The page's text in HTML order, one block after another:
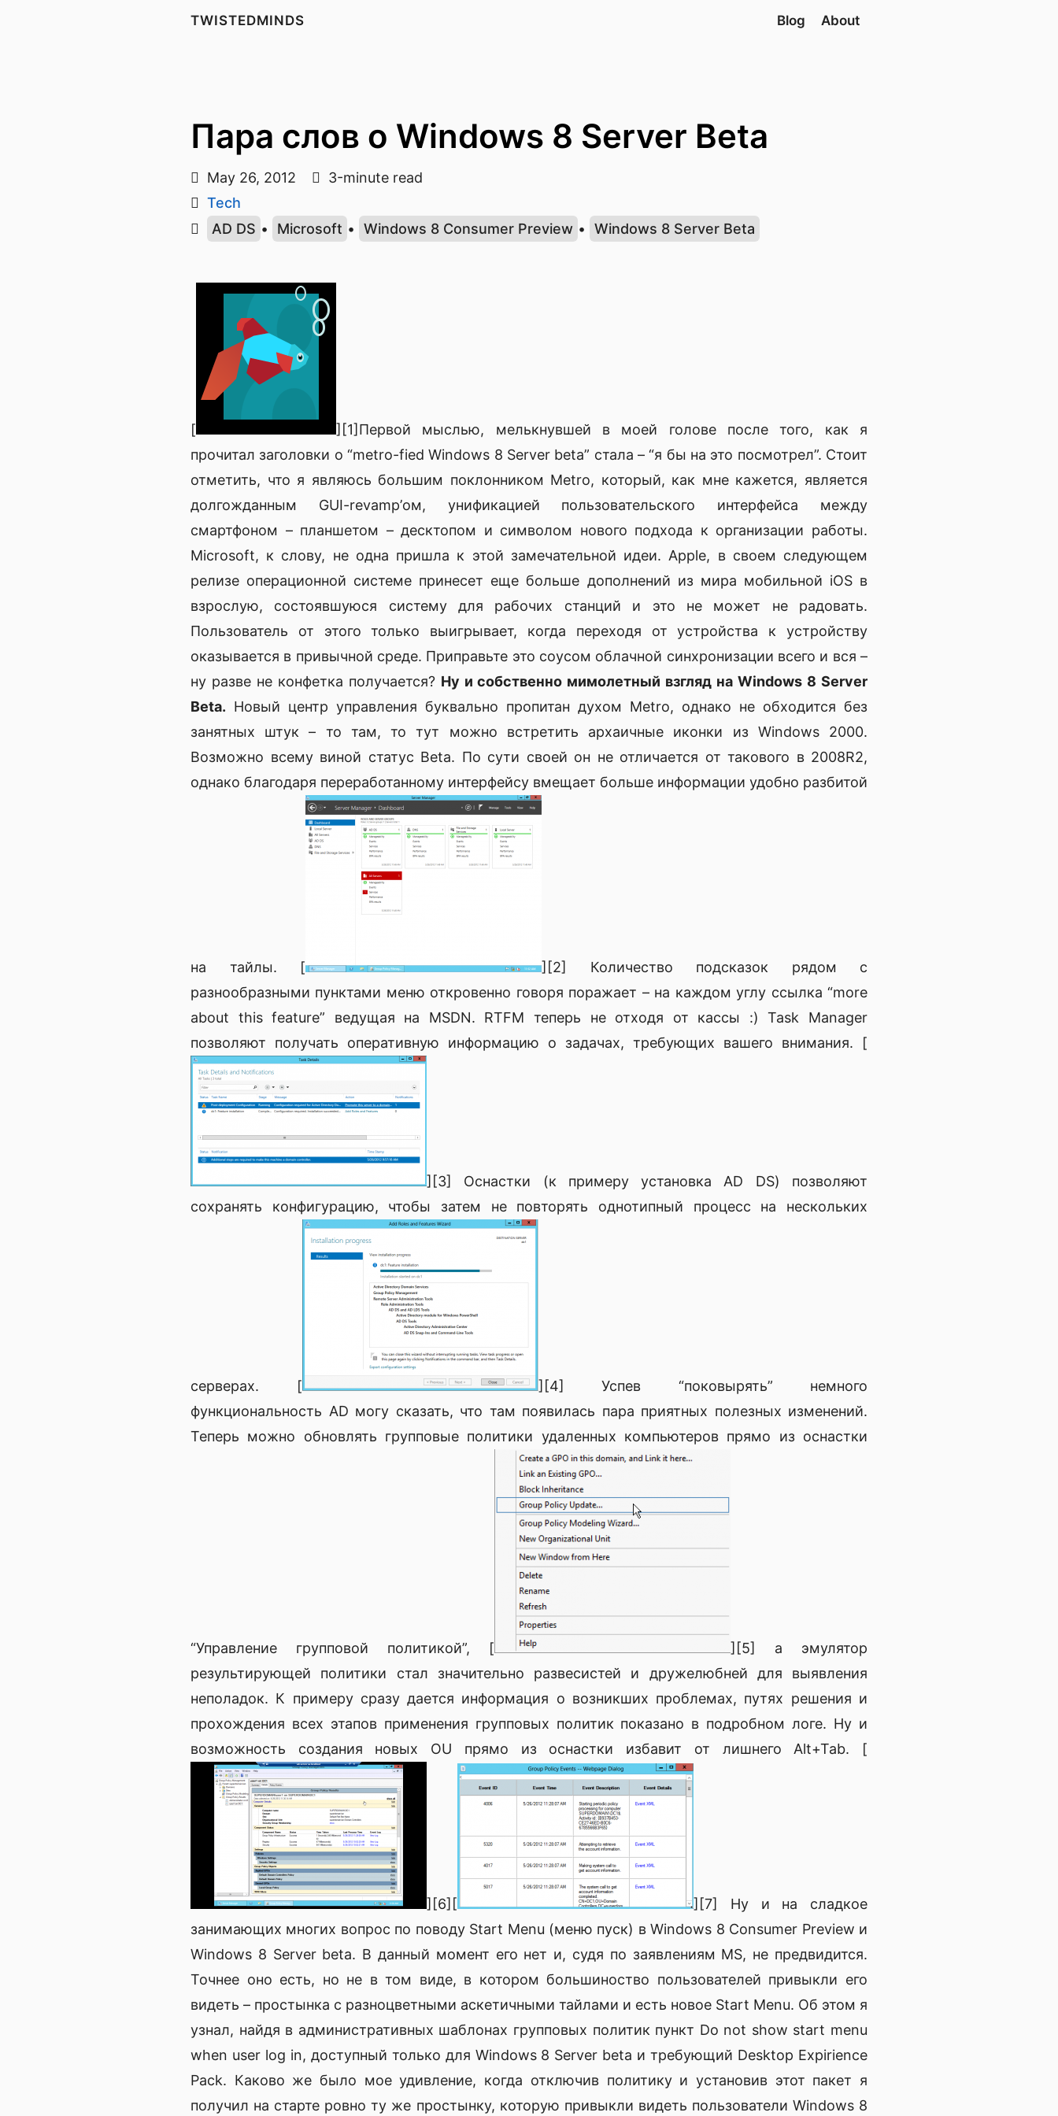
TWISTEDMINDS Blog About
Пара слов о Windows 8 Server Beta
May 26, 2012
3-minute read
Tech
AD DS • Microsoft • Windows 8 Consumer Preview • Windows 8 Server Beta
[
][1]Первой мыслью, мелькнувшей в моей голове после того, как я
прочитал заголовки о “metro-fied Windows 8 Server beta” стала – “я бы на это посмотрел”. Стоит
отметить, что я являюсь большим поклонником Metro, который, как мне кажется, является
долгожданным GUI-revamp’ом, унификацией пользовательского интерфейса между
смартфоном – планшетом – десктопом и символом нового подхода к организации работы.
Microsoft, к слову, не одна пришла к этой замечательной идеи. Apple, в своем следующем
релизе операционной системе принесет еще больше дополнений из мира мобильной iOS в
взрослую, состоявшуюся систему для рабочих станций и это не может не радовать.
Пользователь от этого только выигрывает, когда переходя от устройства к устройству
оказывается в привычной среде. Приправьте это соусом облачной синхронизации всего и вся –
ну разве не конфетка получается? Ну и собственно мимолетный взгляд на Windows 8 Server
Beta. Новый центр управления буквально пропитан духом Metro, однако не обходится без
занятных штук – то там, то тут можно встретить архаичные иконки из Windows 2000.
Возможно всему виной статус Beta. По сути своей он не отличается от такового в 2008R2,
однако благодаря переработанному интерфейсу вмещает больше информации удобно разбитой
на тайлы. [
][2] Количество подсказок рядом с
разнообразными пунктами меню откровенно говоря поражает – на каждом углу ссылка “more
about this feature” ведущая на MSDN. RTFM теперь не отходя от кассы :) Task Manager
позволяют получать оперативную информацию о задачах, требующих вашего внимания. [
][3] Оснастки (к примеру установка AD DS) позволяют
сохранять конфигурацию, чтобы затем не повторять однотипный процесс на нескольких
серверах. [
][4] Успев “поковырять” немного
функциональность AD могу сказать, что там появилась пара приятных полезных изменений.
Теперь можно обновлять групповые политики удаленных компьютеров прямо из оснастки
“Управление групповой политикой”, [
][5] а эмулятор
результирующей политики стал значительно развесистей и дружелюбней для выявления
неполадок. К примеру сразу дается информация о возникших проблемах, путях решения и
прохождения всех этапов применения групповых политик показано в подробном логе. Ну и
возможность создания новых OU прямо из оснастки избавит от лишнего Alt+Tab. [
][6][
][7] Ну и на сладкое
занимающих многих вопрос по поводу Start Menu (меню пуск) в Windows 8 Consumer Preview и
Windows 8 Server beta. В данный момент его нет и, судя по заявлениям MS, не предвидится.
Точнее оно есть, но не в том виде, в котором большиноство пользователей привыкли его
видеть – простынка с разноцветными аскетичными тайлами и есть новое Start Menu. Об этом я
узнал, найдя в административных шаблонах групповых политик пункт Do not show start menu
when user log in, доступный только для Windows 8 Server beta и требующий Desktop Expirience
Pack. Каково же было мое удивление, когда отключив политику и установив этот пакет я
получил на старте ровно ту же простынку, которую привыкли видеть пользователи Windows 8